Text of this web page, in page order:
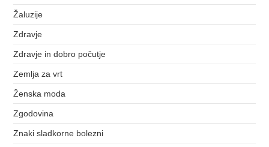
Žaluzije
Zdravje
Zdravje in dobro počutje
Zemlja za vrt
Ženska moda
Zgodovina
Znaki sladkorne bolezni